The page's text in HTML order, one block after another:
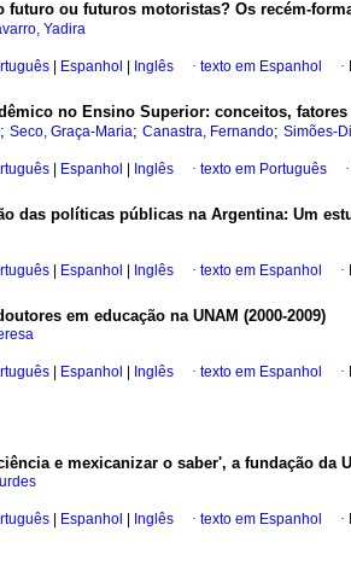
futuro ou futuros motoristas? Os recém-
Yadira
Espanhol Inglês · texto em Espanhol ·
no Ensino Superior: conceitos,
; Seco, Graça-Maria; Canastra, Fernando; Simões-
Espanhol Inglês · texto em Português ·
das políticas públicas na Argentina: Um
Espanhol Inglês · texto em Espanhol ·
em educação na UNAM (2000-2009)
Espanhol Inglês · texto em Espanhol ·
e mexicanizar o saber', a fundação da
Espanhol Inglês · texto em Espanhol ·